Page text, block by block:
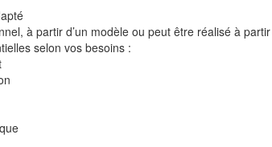
à partir d’un modèle ou peut être réalisé à partir
selon vos besoins :